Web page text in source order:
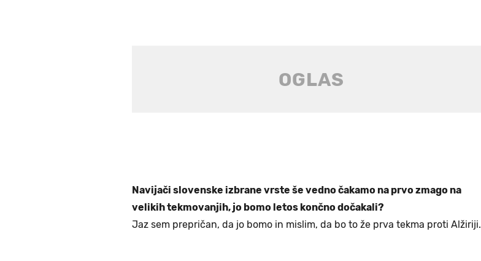
Navijači slovenske izbrane vrste še vedno čakamo na prvo zmago na
velikih tekmovanjih, jo bomo letos končno dočakali?
Jaz sem prepričan, da jo bomo in mislim, da bo to že prva tekma proti Alžiriji.